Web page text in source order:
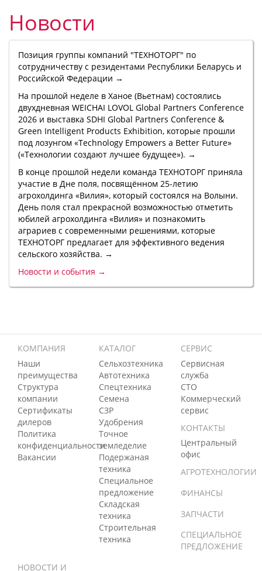
Новости
Позиция группы компаний "ТЕХНОТОРГ" по
сотрудничеству с резидентами Республики Беларусь и
Российской Федерации →
На прошлой неделе в Ханое (Вьетнам) состоялись
двухдневная WEICHAI LOVOL Global Partners Conference
2026 и выставка SDHI Global Partners Conference &
Green Intelligent Products Exhibition, которые прошли
под лозунгом «Technology Empowers a Better Future»
(«Технологии создают лучшее будущее»). →
В конце прошлой недели команда ТЕХНОТОРГ приняла
участие в Дне поля, посвящённом 25-летию
агрохолдинга «Вилия», который состоялся на Волыни.
День поля стал прекрасной возможностью отметить
юбилей агрохолдинга «Вилия» и познакомить
аграриев с современными решениями, которые
ТЕХНОТОРГ предлагает для эффективного ведения
сельского хозяйства. →
Новости и события →
КОМПАНИЯ
Наши
преимущества
Структура
компании
Сертификаты
дилеров
Политика
конфиденциальности
Вакансии
КАТАЛОГ
Сельхозтехника
Автотехника
Спецтехника
Семена
СЗР
Удобрения
Точное
земледелие
Подержаная
техника
Специальное
предложение
Складская
техника
Строительная
техника
СЕРВИС
Сервисная
служба
СТО
Коммерческий
сервис
КОНТАКТЫ
Центральный
офис
АГРОТЕХНОЛОГИИ
ФИНАНСЫ
ЗАПЧАСТИ
СПЕЦИАЛЬНОЕ
ПРЕДЛОЖЕНИЕ
НОВОСТИ И